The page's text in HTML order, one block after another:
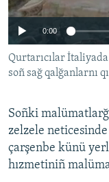
Русский
Українською
RFE/RS bütün
0:00
Qurtarıcılar
soñ sağ qalğanlarnı
Soñki
zelzele
çarşenbe künü
hızmetiniñ